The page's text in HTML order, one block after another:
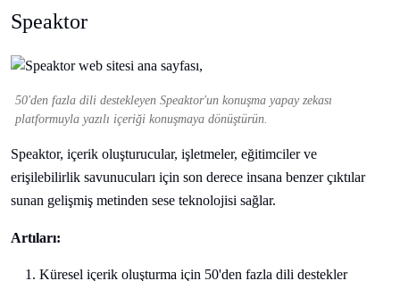
Speaktor
50'den fazla dili destekleyen Speaktor'un konuşma yapay zekası
platformuyla yazılı içeriği konuşmaya dönüştürün.
Speaktor, içerik oluşturucular, işletmeler, eğitimciler ve
erişilebilirlik savunucuları için son derece insana benzer çıktılar
sunan gelişmiş metinden sese teknolojisi sağlar.
Artıları:
Küresel içerik oluşturma için 50'den fazla dili destekler